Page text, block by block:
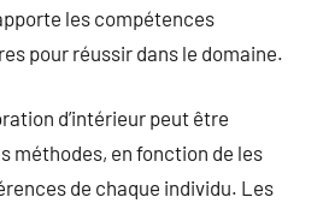
les compétences
pour réussir dans le domaine.
d’intérieur peut être
méthodes, en fonction de les
de chaque individu. Les